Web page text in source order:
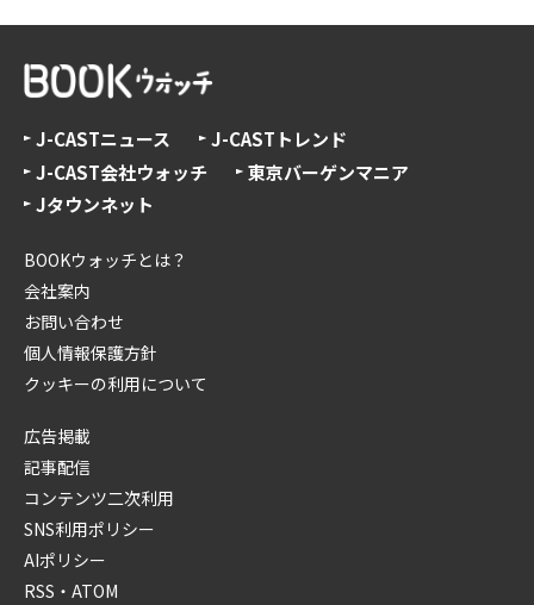
J-CASTニュース
J-CASTトレンド
J-CAST会社ウォッチ
東京バーゲンマニア
Jタウンネット
BOOKウォッチとは？
会社案内
お問い合わせ
個人情報保護方針
クッキーの利用について
広告掲載
記事配信
コンテンツ二次利用
SNS利用ポリシー
AIポリシー
RSS・ATOM